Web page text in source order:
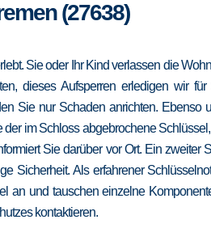
(27638)
Sie oder Ihr Kind verlassen die
dieses Aufsperren erledigen wir
Sie nur Schaden anrichten. Ebenso
im Schloss abgebrochene
Sie darüber vor Ort. Ein zweiter
Sicherheit. Als erfahrener
an und tauschen einzelne
kontaktieren.